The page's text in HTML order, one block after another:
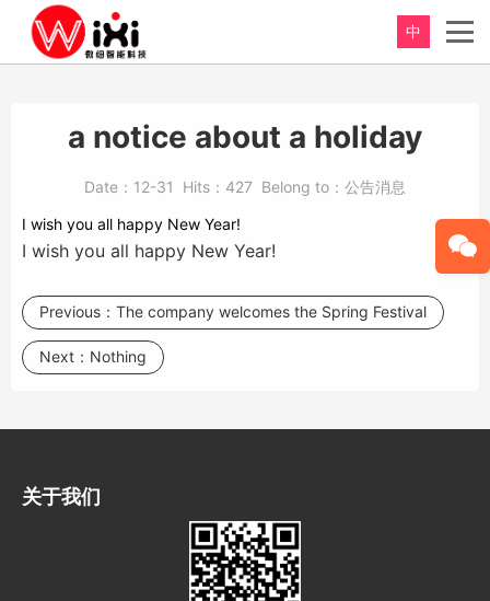
中
Perfect product, Inspiration erupts
a notice about a holiday
Date： 12-31 Hits： 427 Belong to： 公告消息
I wish you all happy New Year!
I wish you all happy New Year!
Previous： The company welcomes the Spring Festival
Next： Nothing
关于我们